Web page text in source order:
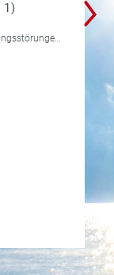
1)
Pflanzliches Arzneimittel bei geistigen Leistungsstörungen und Durchblutungsstörungen.